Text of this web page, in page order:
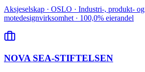
Aksjeselskap · OSLO · Industri-, produkt- og
motedesignvirksomhet · 100,0% eierandel
NOVA SEA-STIFTELSEN